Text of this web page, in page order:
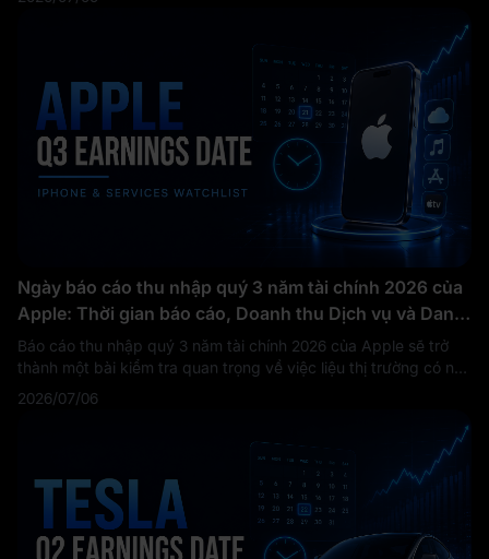
Ngày báo cáo thu nhập quý 3 năm tài chính 2026 của
Apple: Thời gian báo cáo, Doanh thu Dịch vụ và Danh
sách theo dõi iPhone
Báo cáo thu nhập quý 3 năm tài chính 2026 của Apple sẽ trở
thành một bài kiểm tra quan trọng về việc liệu thị trường có nên
tiếp tục định giá Apple như một cỗ máy tạo ra tiền mặt ổn định
hay không. Trang nhà đầu tư chính thức của Apple cho thấy
cuộc gọi hội nghị về kết quả tài chính quý 3 năm 2026 được lên
lịch vào Thứ Năm, ngày 30 tháng 7 năm 2026, lúc 2:00 chiều
PT / 5:00 chiều ET.
Đây không chỉ là một ngày báo cáo thu
nhập thông thường. Quý gần nhất của Apple đã thiết lập một
mức nền cao: trong quý 2 năm tài chính 2026, Apple báo cáo
doanh thu 111,2 tỷ USD, tăng 17% so với cùng kỳ năm ngoái.
2026/07/06